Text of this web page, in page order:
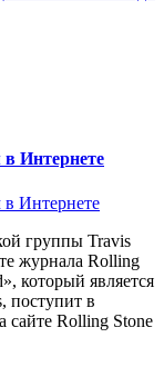
Интернете
группы Travis
журнала Rolling
который является
поступит в
сайте Rolling Stone